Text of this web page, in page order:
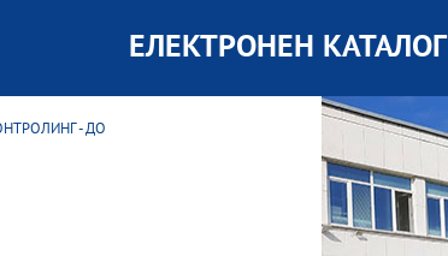
ЕЛЕКТРОНЕН КАТАЛОГ
- ДО